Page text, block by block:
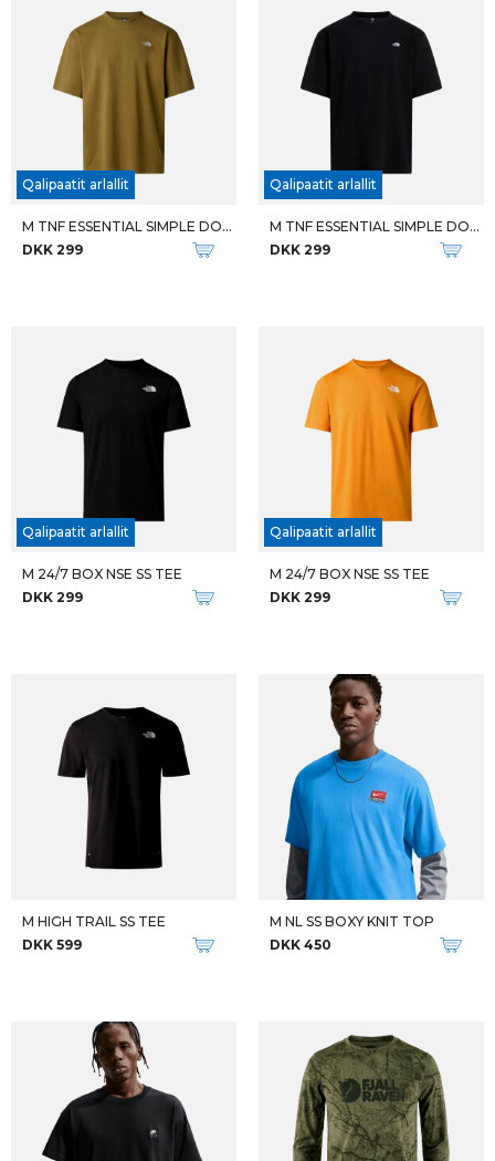
Qalipaatit arlallit
M TNF ESSENTIAL SIMPLE DOME SS
DKK 299
Qalipaatit arlallit
M TNF ESSENTIAL SIMPLE DOME SS
DKK 299
Qalipaatit arlallit
M 24/7 BOX NSE SS TEE
DKK 299
Qalipaatit arlallit
M 24/7 BOX NSE SS TEE
DKK 299
M HIGH TRAIL SS TEE
DKK 599
M NL SS BOXY KNIT TOP
DKK 450